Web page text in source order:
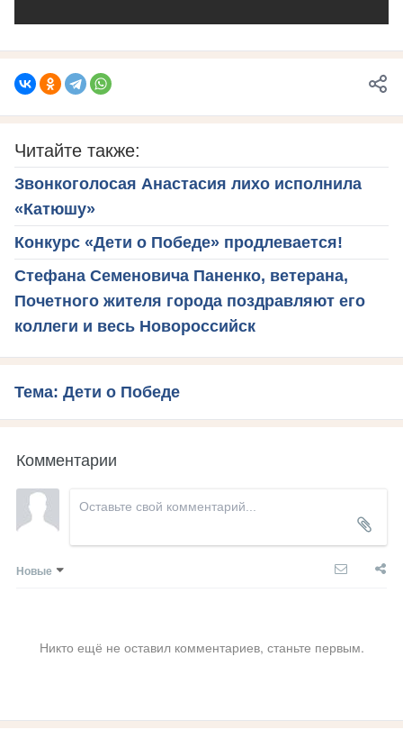
Читайте также:
Звонкоголосая Анастасия лихо исполнила
«Катюшу»
Конкурс «Дети о Победе» продлевается!
Стефана Семеновича Паненко, ветерана,
Почетного жителя города поздравляют его
коллеги и весь Новороссийск
Тема: Дети о Победе
Комментарии
Новые
Никто ещё не оставил комментариев, станьте первым.